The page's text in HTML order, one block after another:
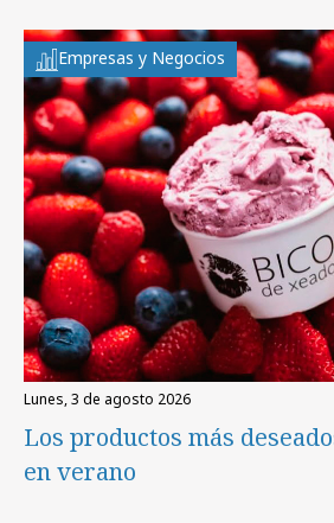
Empresas y Negocios
lunes, 3 de agosto 2026
Los productos más
en verano